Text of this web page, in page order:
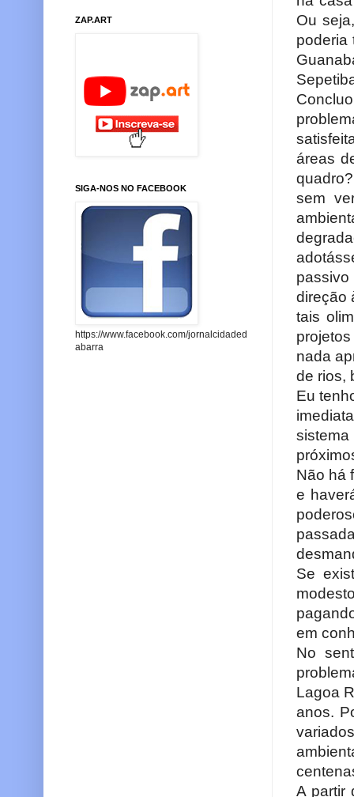
Ou
poderia
áreas
sem
direção
tais
nada
de rios,
Eu
Não há
e
Se
em
No
Lagoa
anos.
A partir
ZAP.ART
SIGA-NOS NO FACEBOOK
https://www.facebook.com/jornalcidaded
abarra